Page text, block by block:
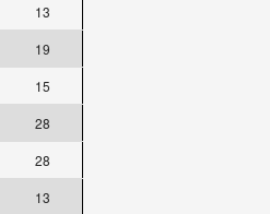
13
19
15
28
28
13